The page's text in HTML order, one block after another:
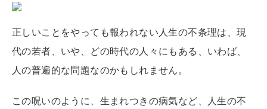
正しいことをやっても報われない人生の不条理は、現
代の若者、いや、どの時代の人々にもある、いわば、
人の普遍的な問題なのかもしれません。
この呪いのように、生まれつきの病気など、人生の不